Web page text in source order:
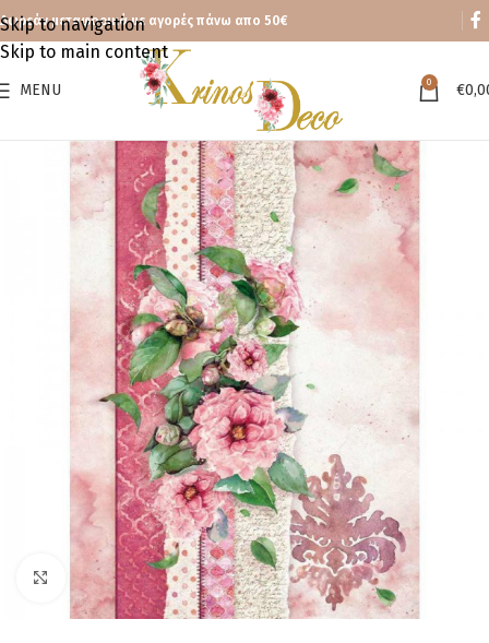
Skip to navigation
Skip to main content
Δωρεάν μεταφορικά με αγορές πάνω απο 50€
MENU 0 €
Click to enlarge